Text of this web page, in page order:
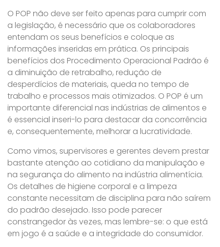
O POP não deve ser feito apenas para cumprir com
a legislação, é necessário que os colaboradores
entendam os seus benefícios e coloque as
informações inseridas em prática. Os principais
benefícios dos Procedimento Operacional Padrão é
a diminuição de retrabalho, redução de
desperdícios de materiais, queda no tempo de
trabalho e processos mais otimizados. O POP é um
importante diferencial nas indústrias de alimentos e
é essencial inseri-lo para destacar da concorrência
e, consequentemente, melhorar a lucratividade.
Como vimos, supervisores e gerentes devem prestar
bastante atenção ao cotidiano da manipulação e
na segurança do alimento na indústria alimentícia.
Os detalhes de higiene corporal e a limpeza
constante necessitam de disciplina para não saírem
do padrão desejado. Isso pode parecer
constrangedor às vezes, mas lembre-se: o que está
em jogo é a saúde e a integridade do consumidor.